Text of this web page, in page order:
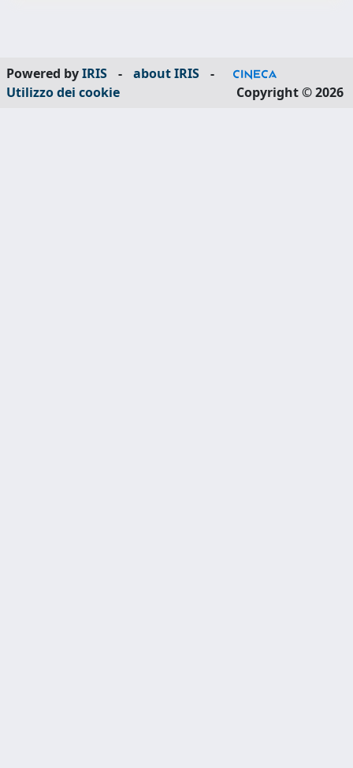
Powered byIRIS - about IRIS
-
Utilizzo dei cookie
Copyright © 2026